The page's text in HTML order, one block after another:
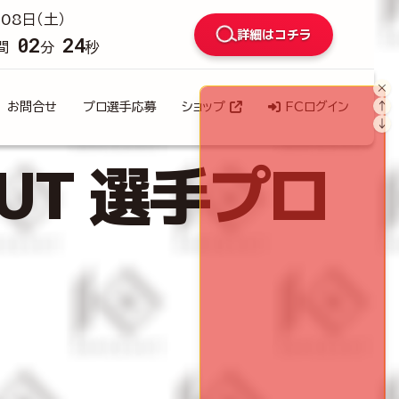
（土）
02分 22秒
詳細はコチラ
お問合せ プロ選手応募 ショップ FCログイン
選手プロ
×
↑
↓